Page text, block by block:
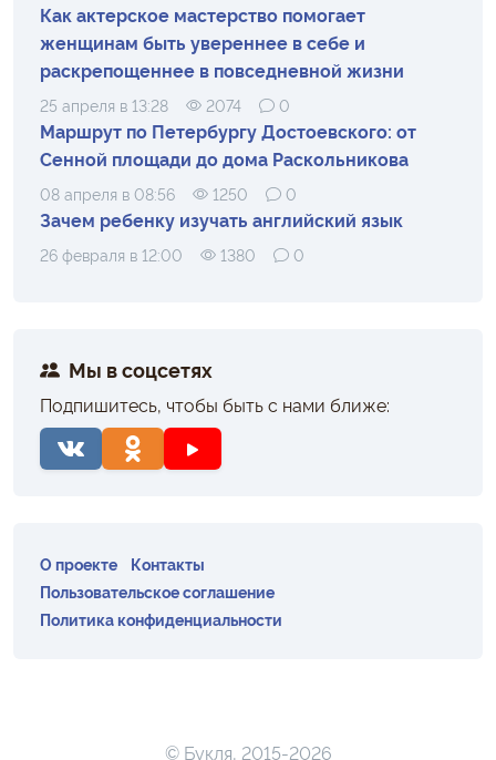
Как актерское мастерство помогает
женщинам быть увереннее в себе и
раскрепощеннее в повседневной жизни
25 апреля в 13:28 2074 0
Маршрут по Петербургу Достоевского: от
Сенной площади до дома Раскольникова
08 апреля в 08:56 1250 0
Зачем ребенку изучать английский язык
26 февраля в 12:00 1380 0
Мы в соцсетях
Подпишитесь, чтобы быть с нами ближе:
О проекте
Контакты
Пользовательское соглашение
Политика конфиденциальности
© Букля, 2015-2026